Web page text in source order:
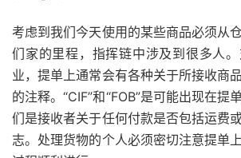
考虑到我们今天使用的某些商品必须从
们家的里程，指挥链中涉及到很多人
业，提单上通常会有各种关于所接收商
的注释。“CIF”和“FOB”是可能出现在提
们是接收者关于任何付款是否包括运费
志。处理货物的个人必须密切注意提单